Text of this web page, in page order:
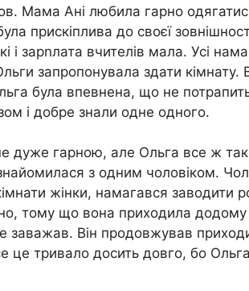
Мама Ані любила гарно
прискіплива до своєї
і зарnлата вчителів мала. Усі
запропонувала здати
була впевнена, що не
і добре знали одне одного.
дуже гарною, але Ольга все ж
з одним чоловіком.
жінки, намагався заводити
тому що вона приходила додому
заважав. Він продовжував
це тривало досить довго, бо